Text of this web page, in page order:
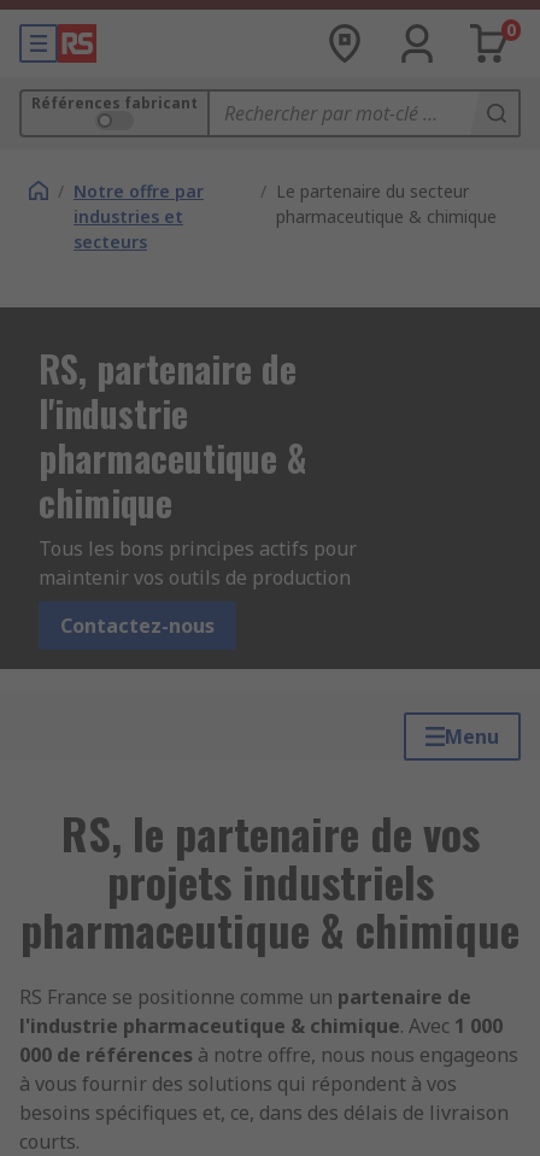
0
Références fabricant
/ Notre offre par
industries et
secteurs
/ Le partenaire du secteur
pharmaceutique & chimique
RS, partenaire de
l'industrie
pharmaceutique &
chimique
Tous les bons principes actifs pour
maintenir vos outils de production
Contactez-nous
Menu
RS, le partenaire de vos
projets industriels
pharmaceutique & chimique
RS France se positionne comme un partenaire de
l'industrie pharmaceutique & chimique. Avec 1 000
000 de références à notre offre, nous nous engageons
à vous fournir des solutions qui répondent à vos
besoins spécifiques et, ce, dans des délais de livraison
courts.